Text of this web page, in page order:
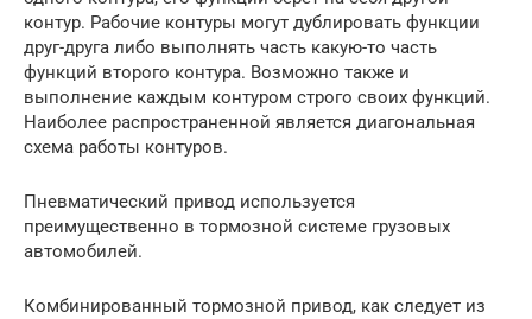
контур. Рабочие контуры могут дублировать функции
друг-друга либо выполнять часть какую-то часть
функций второго контура. Возможно также и
выполнение каждым контуром строго своих функций.
Наиболее распространенной является диагональная
схема работы контуров.
Пневматический привод используется
преимущественно в тормозной системе грузовых
автомобилей.
Комбинированный тормозной привод, как следует из